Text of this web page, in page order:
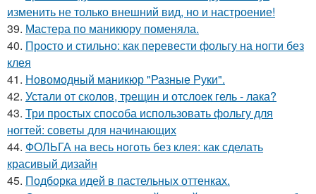
изменить не только внешний вид, но и настроение!
39. Мастера по маникюру поменяла.
40. Просто и стильно: как перевести фольгу на ногти без
клея
41. Новомодный маникюр "Разные Руки".
42. Устали от сколов, трещин и отслоек гель - лака?
43. Три простых способа использовать фольгу для
ногтей: советы для начинающих
44. ФОЛЬГА на весь ноготь без клея: как сделать
красивый дизайн
45. Подборка идей в пастельных оттенках.